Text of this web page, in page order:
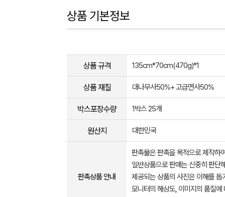
상품 기본정보
상품 규격 135cm*70cm(470g)*1
상품 재질 대나무사50%+ 고급면사50%
박스포장수량 1박스 25개
원산지 대한민국
판촉상품 안내
판촉물은 판촉을 목적으로 제작하
일반상품으로 판매는 신중히 판단
제공되는 상품의 사진은 이해를
모니터의 해상도, 이미지의 품질